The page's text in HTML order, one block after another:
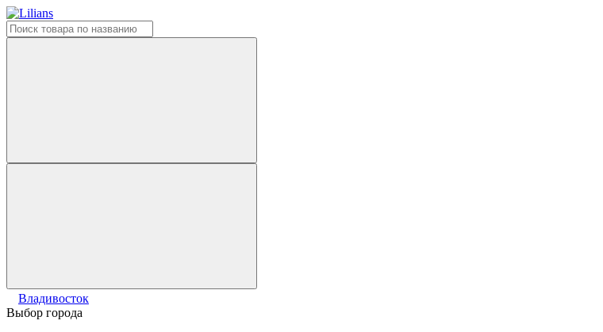
Владивосток
Выбор города